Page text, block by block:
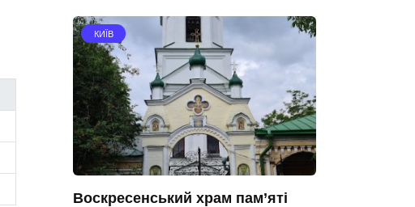
КИЇВ
Воскресенський храм пам’яті